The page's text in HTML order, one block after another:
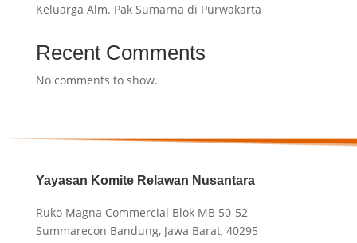
Keluarga Alm. Pak Sumarna di Purwakarta
Recent Comments
No comments to show.
Yayasan Komite Relawan Nusantara
Ruko Magna Commercial Blok MB 50-52
Summarecon Bandung, Jawa Barat, 40295